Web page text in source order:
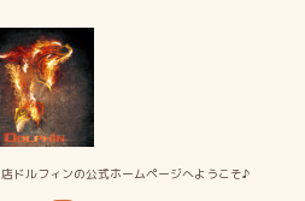
ドルフィンの公式ホームページへようこそ♪